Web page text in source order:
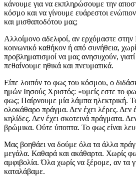
κάνουμε για να εκπληρώσουμε την
κόσμο και να γίνουμε ευάρεστοι
και μισθαποδότου μας;
Αλλοίμονο αδελφοί, αν ερχόμαστε
κοινωνικό καθήκον ή από συνήθεια,
προβληματισμοί να μας ανησυχούν,
πεθαίνουμε ηθικά και πνευματικά.
Είπε λοιπόν το φως του κόσμου, ο
ημών Ιησούς Χριστός: «υμείς εστε το
φως; Παίρνουμε μία λάμπα ηλεκτρική.
ολοκάθαρο πράγμα. Δεν έχει λέρες. Δεν
κηλίδες. Δεν έχει σκοτεινά πράγματα.
βρώμικα. Ούτε ύποπτα. Το φως είναι
Μας βοηθάει να δούμε όλα τα άλλα
μεγάλα. Καθαρά και ακάθαρτα. Χωρίς
αμφιβολία. Όλα χωρίς να ξέρομε, αν τα
καταλάβαμε.